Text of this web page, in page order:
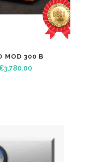
MOD 300 B
3,780.00